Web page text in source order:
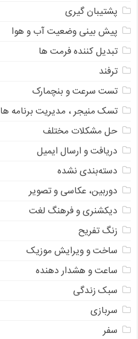
پشتیبان گیری
پیش بینی وضعیت آب و هوا
تبدیل کننده فرمت ها
ترفند
تست سرعت و بنچمارک
تسک منیجر ، مدیریت برنامه ها
حل مشکلات مختلف
دریافت و ارسال ایمیل
دسته‌بندی نشده
دوربین، عکاسی و تصویر
دیکشنری و فرهنگ لغت
زنگ تفریح
ساخت و ویرایش موزیک
ساعت و هشدار دهنده
سبک زندگی
سربازی
سفر